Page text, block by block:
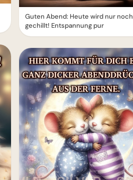
Guten Abend: Heute wird nur noch
gechillt! Entspannung pur